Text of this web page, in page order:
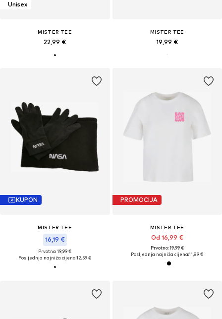
Unisex
MISTER TEE
22,99 €
MISTER TEE
19,99 €
KUPON
MISTER TEE
16,19 €
Prvotno: 19,99 €
Posljednja najniža cijena:12,59 €
PROMOCIJA
MISTER TEE
Od 16,99 €
Prvotno: 19,99 €
Posljednja najniža cijena:11,89 €